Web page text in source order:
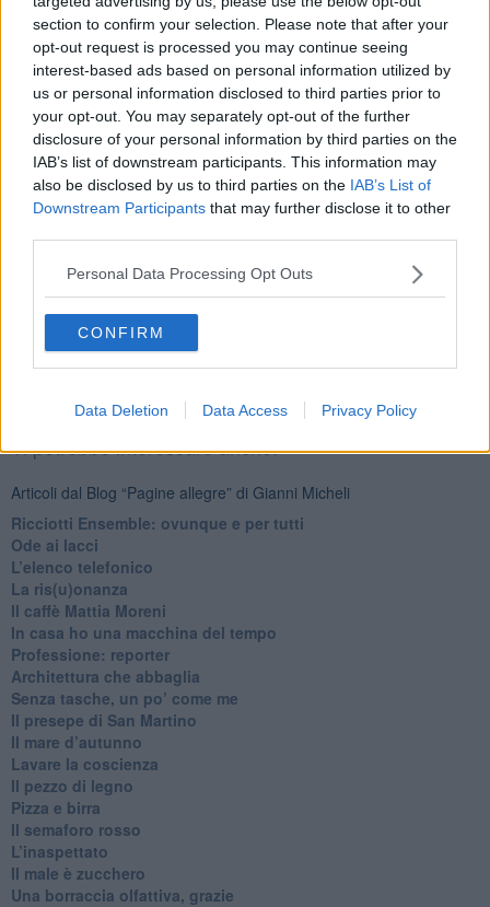
section to confirm your selection. Please note that after your
opt-out request is processed you may continue seeing
interest-based ads based on personal information utilized by
us or personal information disclosed to third parties prior to
your opt-out. You may separately opt-out of the further
disclosure of your personal information by third parties on the
IAB’s list of downstream participants. This information may
also be disclosed by us to third parties on the IAB’s List of
Downstream Participants that may further disclose it to other
Personal Data Processing Opt Outs
CONFIRM
Data Deletion Data Access Privacy Policy
Gianni Micheli
Se vuoi leggere le notizie principali della Toscana iscriviti alla
Newsletter QUInews - ToscanaMedia.Arriva gratis tutti i giorni
alle 20:00 direttamente nella tua casella di posta.
Basta cliccareQUI
Fotogallery
Ti potrebbe interessare anche:
Articoli dal Blog “Pagine allegre” di Gianni Micheli
​Ricciotti Ensemble: ovunque e per tutti
Ode ai lacci
​L’elenco telefonico
​La ris(u)onanza
​Il caffè Mattia Moreni
​In casa ho una macchina del tempo
Professione: reporter
Architettura che abbaglia
​Senza tasche, un po’ come me
​Il presepe di San Martino
​Il mare d’autunno
​Lavare la coscienza
​Il pezzo di legno
​Pizza e birra
​Il semaforo rosso
​L’inaspettato
​Il male è zucchero
​Una borraccia olfattiva, grazie